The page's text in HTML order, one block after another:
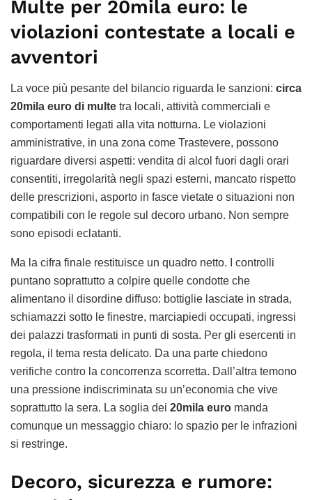
Multe per 20mila euro: le
violazioni contestate a locali e
avventori
La voce più pesante del bilancio riguarda le sanzioni: circa
20mila euro di multe tra locali, attività commerciali e
comportamenti legati alla vita notturna. Le violazioni
amministrative, in una zona come Trastevere, possono
riguardare diversi aspetti: vendita di alcol fuori dagli orari
consentiti, irregolarità negli spazi esterni, mancato rispetto
delle prescrizioni, asporto in fasce vietate o situazioni non
compatibili con le regole sul decoro urbano. Non sempre
sono episodi eclatanti.
Ma la cifra finale restituisce un quadro netto. I controlli
puntano soprattutto a colpire quelle condotte che
alimentano il disordine diffuso: bottiglie lasciate in strada,
schiamazzi sotto le finestre, marciapiedi occupati, ingressi
dei palazzi trasformati in punti di sosta. Per gli esercenti in
regola, il tema resta delicato. Da una parte chiedono
verifiche contro la concorrenza scorretta. Dall’altra temono
una pressione indiscriminata su un’economia che vive
soprattutto la sera. La soglia dei 20mila euro manda
comunque un messaggio chiaro: lo spazio per le infrazioni
si restringe.
Decoro, sicurezza e rumore: